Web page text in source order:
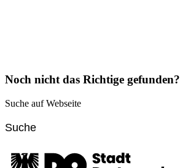
Noch nicht das Richtige gefunden?
Suche auf Webseite